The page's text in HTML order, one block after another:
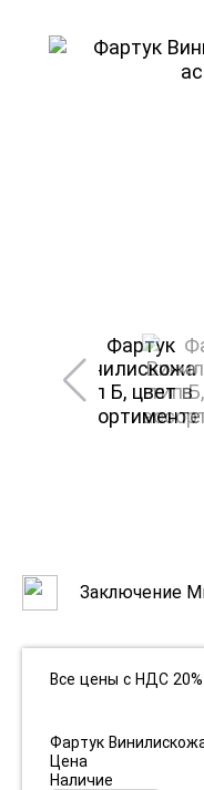
Заключение
Все цены с НДС 20%
Фартук
Цена
Наличие